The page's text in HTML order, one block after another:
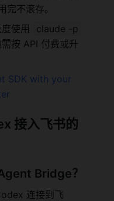
完不滚存。
使用
claude -p
按 API 付费或升
SDK with your
接入飞书的
Bridge？
连接到飞